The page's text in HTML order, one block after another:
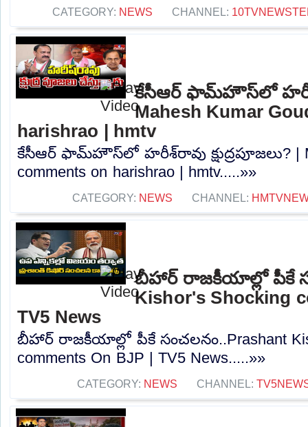
CATEGORY: NEWS CHANNEL:
కేసీఆర్ ఫామ్‌హౌస్‌లో
Mahesh Kumar
harishrao | hmtv
కేసీఆర్ ఫామ్‌హౌస్‌లో హరీశ్‌రావు క్షుద్రపూజలు? |
comments on harishrao | hmtv.....»»
CATEGORY: NEWS CHANNEL:
బీహార్ రాజకీయాల్లో పీకే
Kishor's Shocking
TV5 News
బీహార్ రాజకీయాల్లో పీకే సంచలనం..Prashant
comments On BJP | TV5 News.....»»
CATEGORY: NEWS CHANNEL: